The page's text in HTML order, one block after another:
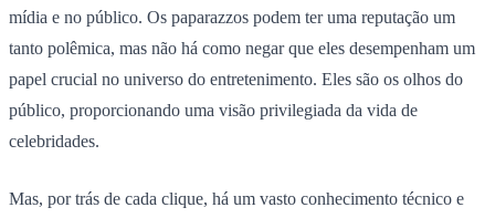
mídia e no público. Os paparazzos podem ter uma reputação um
tanto polêmica, mas não há como negar que eles desempenham um
papel crucial no universo do entretenimento. Eles são os olhos do
público, proporcionando uma visão privilegiada da vida de
celebridades.
Mas, por trás de cada clique, há um vasto conhecimento técnico e